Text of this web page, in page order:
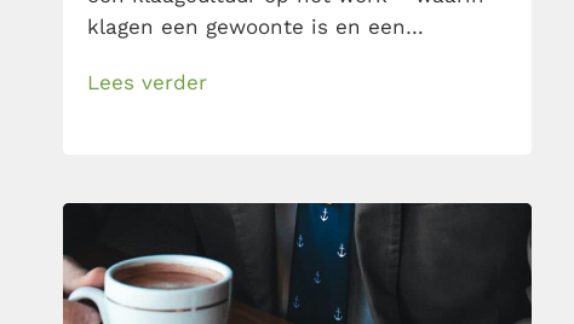
klagen een gewoonte is en een
willen we niet. Voorkom het, niet door
Lees verder